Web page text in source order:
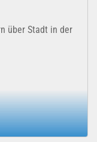
über Stadt in der